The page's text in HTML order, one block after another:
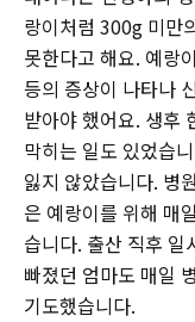
랑이처럼 300g 미만
못한다고 해요. 예랑
등의 증상이 나타나
받아야 했어요. 생후
막히는 일도 있었습
잃지 않았습니다. 병
은 예랑이를 위해 매
습니다. 출산 직후 일
빠졌던 엄마도 매일
기도했습니다.